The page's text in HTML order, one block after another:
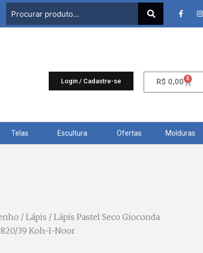
Login / Cadastre-se R$ 0,00 0
Telas Escultura Ofertas Molduras
/ Lápis / Lápis Pastel Seco Gioconda
39 Koh-I-Noor